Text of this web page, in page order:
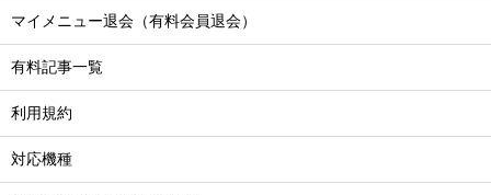
マイメニュー退会（有料会員退会）
有料記事一覧
利用規約
対応機種